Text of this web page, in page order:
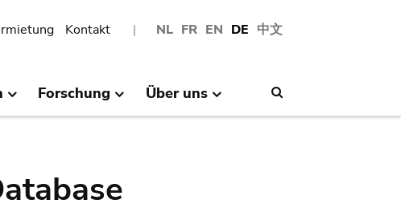
NL FR EN DE 中文
Kontakt
Forschung Über uns